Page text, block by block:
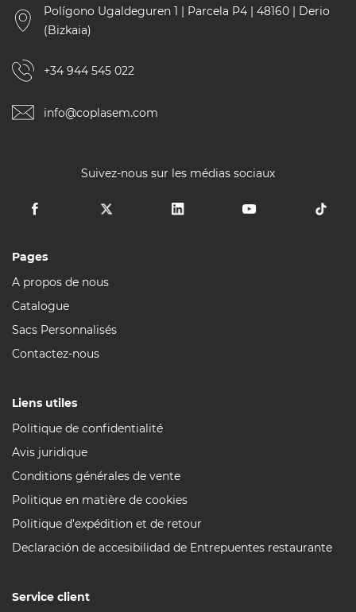
Polígono Ugaldeguren 1 | Parcela P4 | 48160 | Derio
(Bizkaia)
+34 944 545 022
info@coplasem.com
Suivez-nous sur les médias sociaux
Pages
A propos de nous
Catalogue
Sacs Personnalisés
Contactez-nous
Liens utiles
Politique de confidentialité
Avis juridique
Conditions générales de vente
Politique en matière de cookies
Politique d'expédition et de retour
Declaración de accesibilidad de Entrepuentes restaurante
Service client